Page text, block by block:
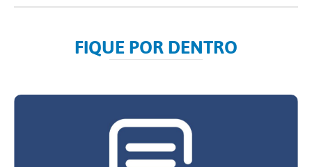
FIQUE POR DENTRO